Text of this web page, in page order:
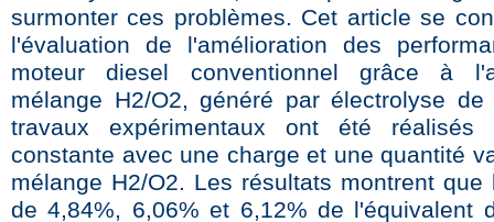
surmonter ces problèmes. Cet article se
l'évaluation de l'amélioration des
moteur diesel conventionnel grâce à
mélange H2/O2, généré par électrolyse
travaux expérimentaux ont été réalisés
constante avec une charge et une quantité
mélange H2/O2. Les résultats montrent que
de 4,84%, 6,06% et 6,12% de l'équivalent